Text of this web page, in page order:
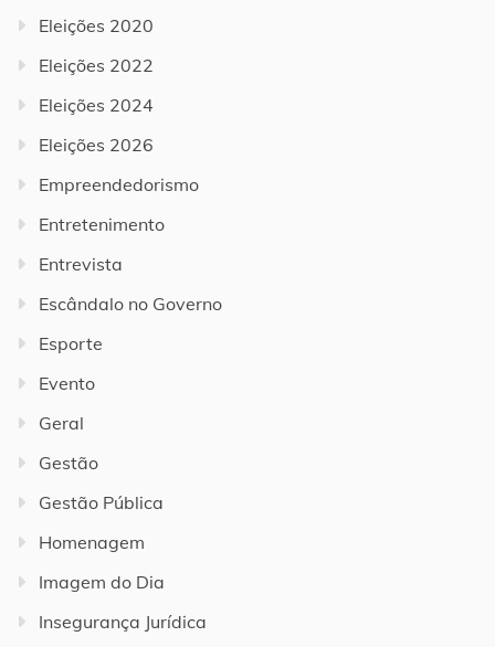
Eleições 2020
Eleições 2022
Eleições 2024
Eleições 2026
Empreendedorismo
Entretenimento
Entrevista
Escândalo no Governo
Esporte
Evento
Geral
Gestão
Gestão Pública
Homenagem
Imagem do Dia
Insegurança Jurídica